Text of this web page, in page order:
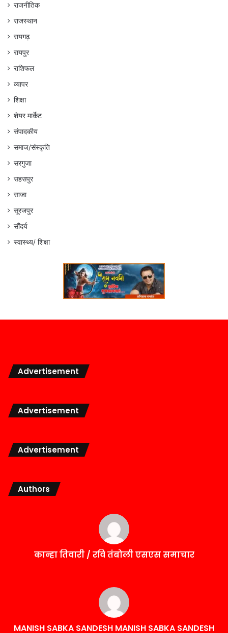
राजनीतिक
राजस्थान
रायगढ़
रायपुर
राशिफल
व्यापर
शिक्षा
शेयर मार्केट
संपादकीय
समाज/संस्कृति
सरगुजा
सहसपुर
साजा
सूरजपुर
सौंदर्य
स्वास्थ्य/ शिक्षा
Advertisement
Advertisement
Advertisement
Authors
कान्हा तिवारी / रवि तंबोली एसएस समाचार
MANISH SABKA SANDESH MANISH SABKA SANDESH